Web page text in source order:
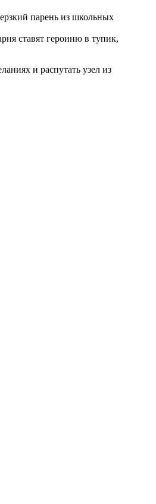
парень из школьных
ставят героиню в тупик,
и распутать узел из